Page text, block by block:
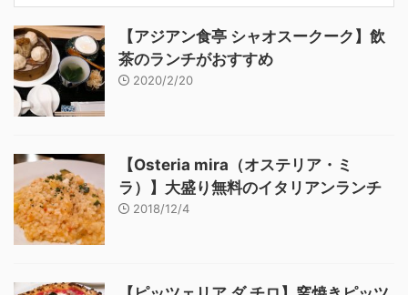
【アジアン食亭 シャオスークーク】飲
茶のランチがおすすめ
2020/2/20
【Osteria mira（オステリア・ミ
ラ）】大盛り無料のイタリアンランチ
2018/12/4